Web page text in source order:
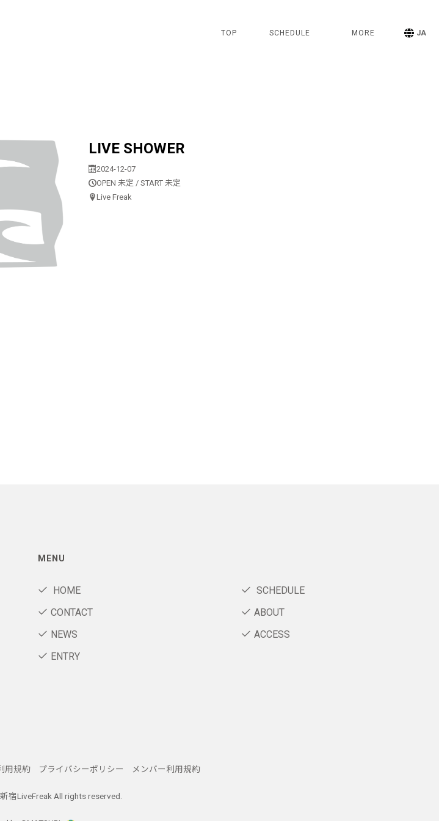
TOP SCHEDULE MORE JA
LIVE SHOWER
2024-12-07
OPEN 未定 / START 未定
Live Freak
MENU
HOME
SCHEDULE
CONTACT
ABOUT
NEWS
ACCESS
ENTRY
用規約 プライバシーポリシー メンバー利用規約
宿LiveFreak All rights reserved.